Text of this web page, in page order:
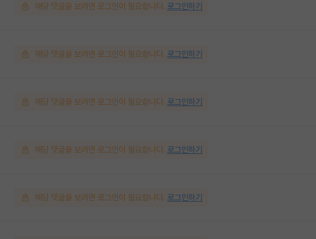
해당 댓글을 보려면 로그인이 필요합니다. 로그인하기
해당 댓글을 보려면 로그인이 필요합니다. 로그인하기
해당 댓글을 보려면 로그인이 필요합니다. 로그인하기
해당 댓글을 보려면 로그인이 필요합니다. 로그인하기
해당 댓글을 보려면 로그인이 필요합니다. 로그인하기